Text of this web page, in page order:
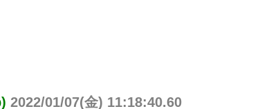
2022/01/07(金) 11:18:40.60